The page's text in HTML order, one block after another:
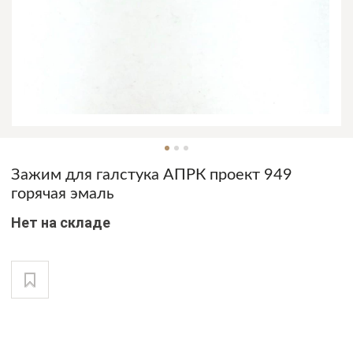
Зажим для галстука АПРК проект 949
горячая эмаль
Нет на складе